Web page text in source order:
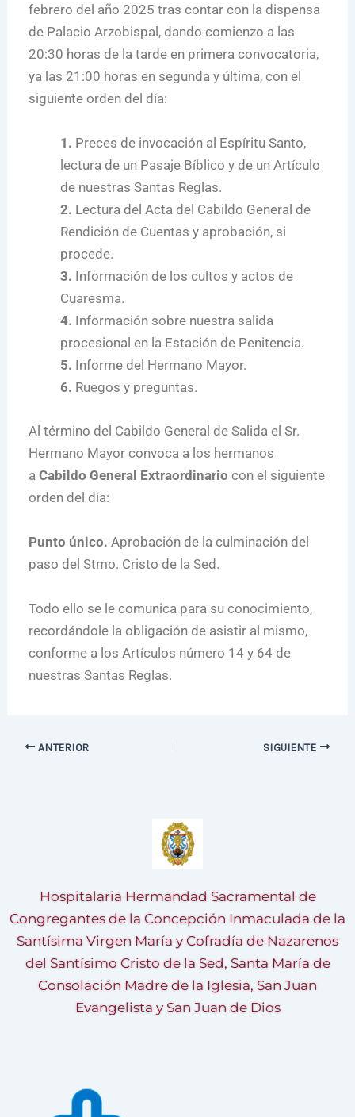
febrero del año 2025 tras contar con la dispensa
de Palacio Arzobispal, dando comienzo a las
20:30 horas de la tarde en primera convocatoria,
ya las 21:00 horas en segunda y última, con el
siguiente orden del día:
1. Preces de invocación al Espíritu Santo,
lectura de un Pasaje Bíblico y de un Artículo
de nuestras Santas Reglas.
2. Lectura del Acta del Cabildo General de
Rendición de Cuentas y aprobación, si
procede.
3. Información de los cultos y actos de
Cuaresma.
4. Información sobre nuestra salida
procesional en la Estación de Penitencia.
5. Informe del Hermano Mayor.
6. Ruegos y preguntas.
Al término del Cabildo General de Salida el Sr.
Hermano Mayor convoca a los hermanos
aCabildo General Extraordinario con el siguiente
orden del día:
Punto único. Aprobación de la culminación del
paso del Stmo. Cristo de la Sed.
Todo ello se le comunica para su conocimiento,
recordándole la obligación de asistir al mismo,
conforme a los Artículos número 14 y 64 de
nuestras Santas Reglas.
ANTERIOR SIGUIENTE
Hospitalaria Hermandad Sacramental de
Congregantes de la Concepción Inmaculada de la
Santísima Virgen María y Cofradía de Nazarenos
del Santísimo Cristo de la Sed, Santa María de
Consolación Madre de la Iglesia, San Juan
Evangelista y San Juan de Dios